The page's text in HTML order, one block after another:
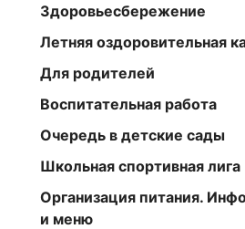
Здоровьесбережение
Летняя оздоровительная
Для родителей
Воспитательная работа
Очередь в детские сады
Школьная спортивная лига
Организация питания.
и меню